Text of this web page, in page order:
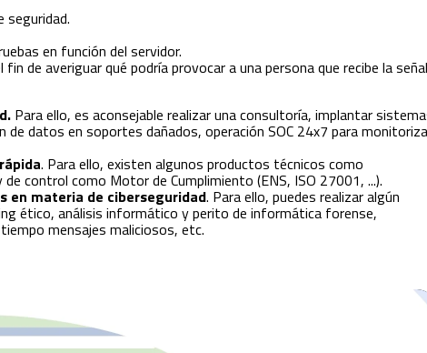
seguridad.
en función del servidor.
de averiguar qué podría provocar a una persona que recibe la señal
Para ello, es aconsejable realizar una consultoría, implantar
datos en soportes dañados, operación SOC 24x7 para
. Para ello, existen algunos productos técnicos como
control como Motor de Cumplimiento (ENS, ISO 27001, ...).
en materia de ciberseguridad. Para ello, puedes realizar algún
ético, análisis informático y perito de informática forense,
mensajes maliciosos, etc.